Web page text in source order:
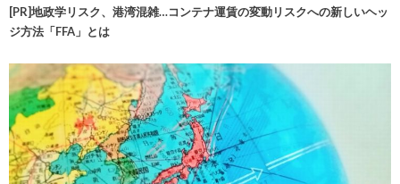
[PR]地政学リスク、港湾混雑…コンテナ運賃の変動リスクへの新しいヘッ
ジ方法「FFA」とは